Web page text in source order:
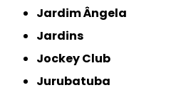
Jardim Ângela
Jardins
Jockey Club
Jurubatuba